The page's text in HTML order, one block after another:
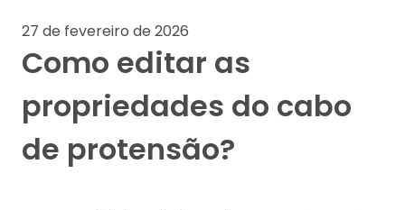
27 de fevereiro de 2026
Como editar as
propriedades do cabo
de protensão?